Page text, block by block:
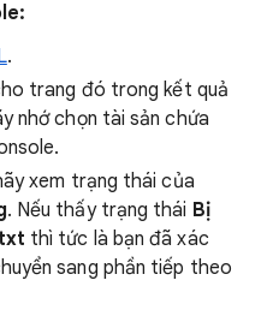
.
trang đó trong kết quả
nhớ chọn tài sản chứa
xem trạng thái của
. Nếu thấy trạng thái Bị
thì tức là bạn đã xác
sang phần tiếp theo